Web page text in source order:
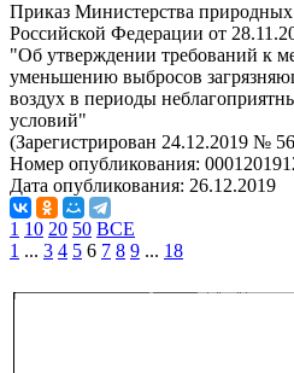
Приказ Министерства природных
Российской Федерации от
"Об утверждении требований к
уменьшению выбросов
воздух в периоды
условий"
(Зарегистрирован 24.12.2019 №
Номер опубликования:
Дата опубликования: 26.12.2019
1 10 20 50 ВСЕ
1 ... 3 4 5 6 7 8 9 ... 18